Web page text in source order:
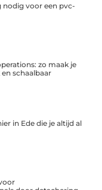
nodig voor een pvc-
zo maak je
schaalbaar
in Ede die je altijd al